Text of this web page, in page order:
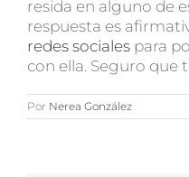
resida en alguno de
respuesta es
redes sociales para
con ella. Seguro que
Por Nerea González